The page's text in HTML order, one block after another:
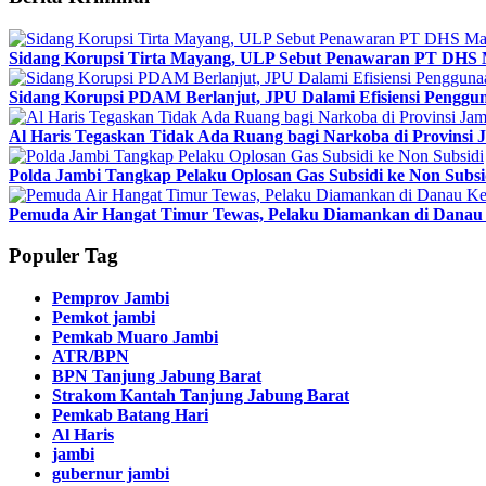
Sidang Korupsi Tirta Mayang, ULP Sebut Penawaran PT DHS
Sidang Korupsi PDAM Berlanjut, JPU Dalami Efisiensi
Al Haris Tegaskan Tidak Ada Ruang bagi Narkoba di Provinsi
Polda Jambi Tangkap Pelaku Oplosan Gas Subsidi ke Non
Pemuda Air Hangat Timur Tewas, Pelaku Diamankan di
Populer Tag
Pemprov Jambi
Pemkot jambi
Pemkab Muaro Jambi
ATR/BPN
BPN Tanjung Jabung Barat
Strakom Kantah Tanjung Jabung Barat
Pemkab Batang Hari
Al Haris
jambi
gubernur jambi